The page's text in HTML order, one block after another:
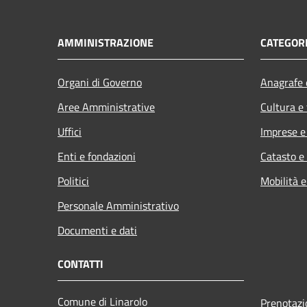
AMMINISTRAZIONE
Organi di Governo
Aree Amministrative
Uffici
Enti e fondazioni
Politici
Personale Amministrativo
Documenti e dati
Cultura
Imprese
Catasto
Mobilità
CONTATTI
Comune di Linarolo